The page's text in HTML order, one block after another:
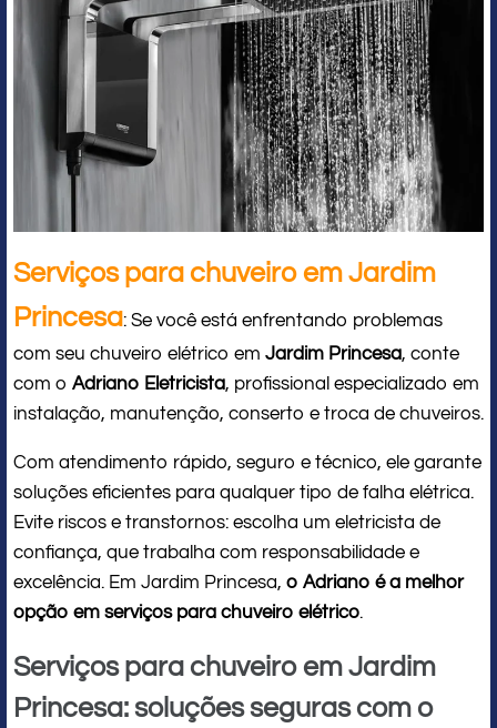
Serviços para chuveiro em Jardim
Princesa: Se você está enfrentando problemas
com seu chuveiro elétrico em Jardim Princesa, conte
com o Adriano Eletricista, profissional especializado em
instalação, manutenção, conserto e troca de chuveiros.
Com atendimento rápido, seguro e técnico, ele garante
soluções eficientes para qualquer tipo de falha elétrica.
Evite riscos e transtornos: escolha um eletricista de
confiança, que trabalha com responsabilidade e
excelência. Em Jardim Princesa, o Adriano é a melhor
opção em serviços para chuveiro elétrico.
Serviços para chuveiro em Jardim
Princesa: soluções seguras com o